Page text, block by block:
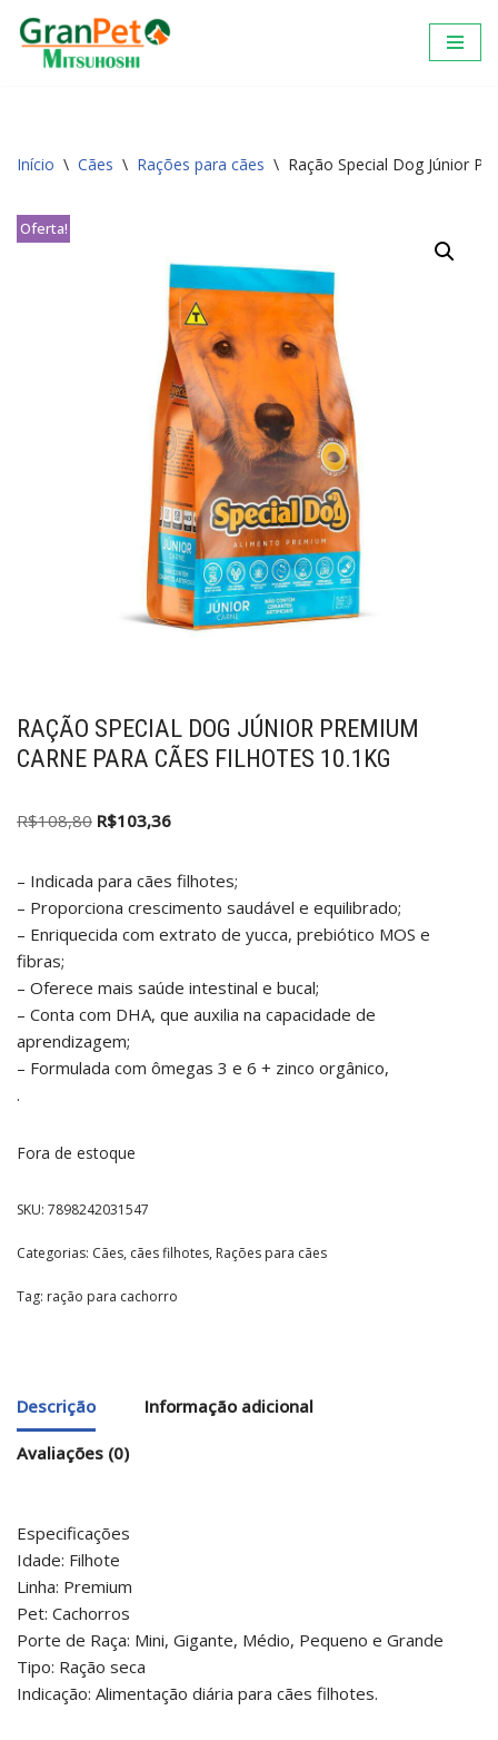
Pular
Início \ Cães \ Rações para cães \ Ração Special Dog Júnior
Oferta!
RAÇÃO SPECIAL DOG JÚNIOR PREMIUM
CARNE PARA CÃES FILHOTES 10.1KG
R$108,80 R$103,36
– Indicada para cães filhotes;
– Proporciona crescimento saudável e equilibrado;
– Enriquecida com extrato de yucca, prebiótico MOS e
fibras;
– Oferece mais saúde intestinal e bucal;
– Conta com DHA, que auxilia na capacidade de
aprendizagem;
– Formulada com ômegas 3 e 6 + zinco orgânico,
.
Fora de estoque
SKU: 7898242031547
Categorias: Cães, cães filhotes, Rações para cães
Tag: ração para cachorro
Descrição Informação adicional
Avaliações (0)
Especificações
Idade: Filhote
Linha: Premium
Pet: Cachorros
Porte de Raça: Mini, Gigante, Médio, Pequeno e Grande
Tipo: Ração seca
Indicação: Alimentação diária para cães filhotes.